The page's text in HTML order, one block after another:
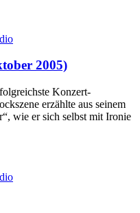
2005)
Konzert-
erzählte aus seinem
wie er sich selbst mit Ironie